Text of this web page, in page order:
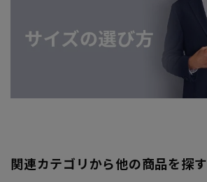
関連カテゴリから他の商品を探す